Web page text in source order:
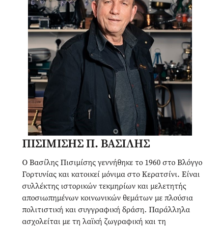
ΠΙΣΙΜΙΣΗΣ Π. ΒΑΣΙΛΗΣ
Ο Βασίλης Πισιμίσης γεννήθηκε το 1960 στο Βλόγγο
Γορτυνίας και κατοικεί μόνιμα στο Κερατσίνι. Είναι
συλλέκτης ιστορικών τεκμηρίων και μελετητής
αποσιωπημένων κοινωνικών θεμάτων με πλούσια
πολιτιστική και συγγραφική δράση. Παράλληλα
ασχολείται με τη λαϊκή ζωγραφική και τη